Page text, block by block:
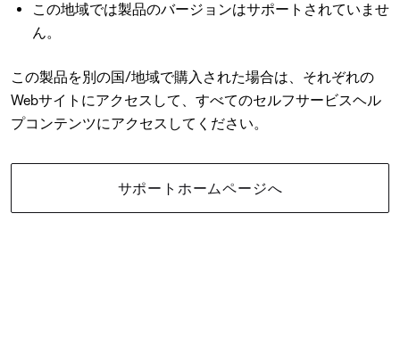
この地域では製品のバージョンはサポートされていませ
ん。
この製品を別の国/地域で購入された場合は、それぞれの
Webサイトにアクセスして、すべてのセルフサービスヘル
プコンテンツにアクセスしてください。
サポートホームページへ